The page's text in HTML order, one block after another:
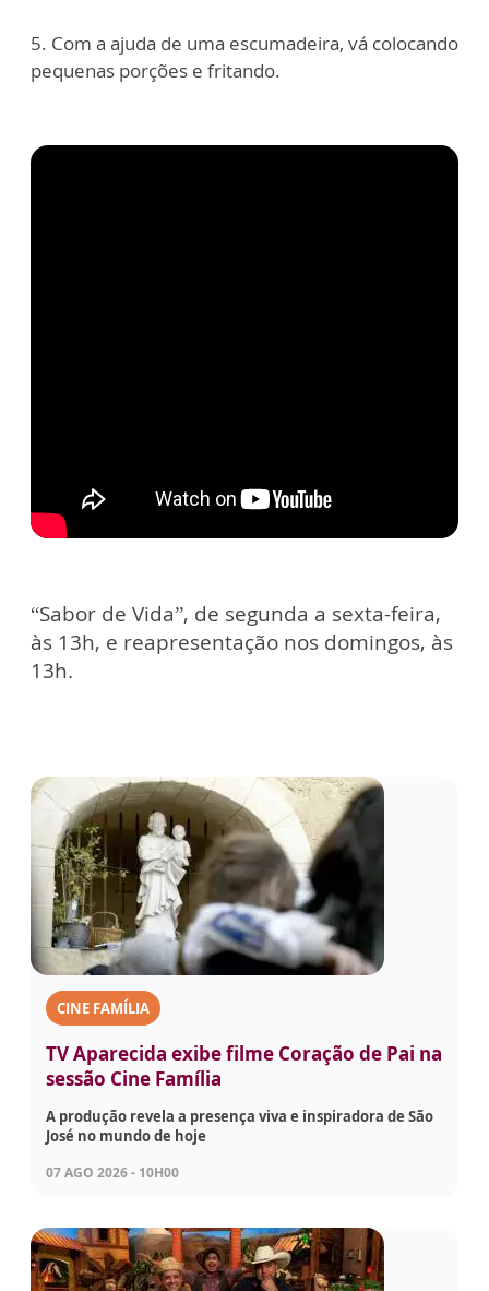
5. Com a ajuda de uma escumadeira, vá colocando
pequenas porções e fritando.
“Sabor de Vida”, de segunda a sexta-feira,
às 13h, e reapresentação nos domingos, às
13h.
CINE FAMÍLIA
TV Aparecida exibe filme Coração de Pai na
sessão Cine Família
A produção revela a presença viva e inspiradora de São
José no mundo de hoje
07 AGO 2026 - 10H00